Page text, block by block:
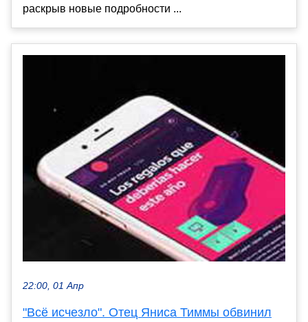
раскрыв новые подробности ...
22:00, 01 Апр
"Всё исчезло". Отец Яниса Тиммы обвинил